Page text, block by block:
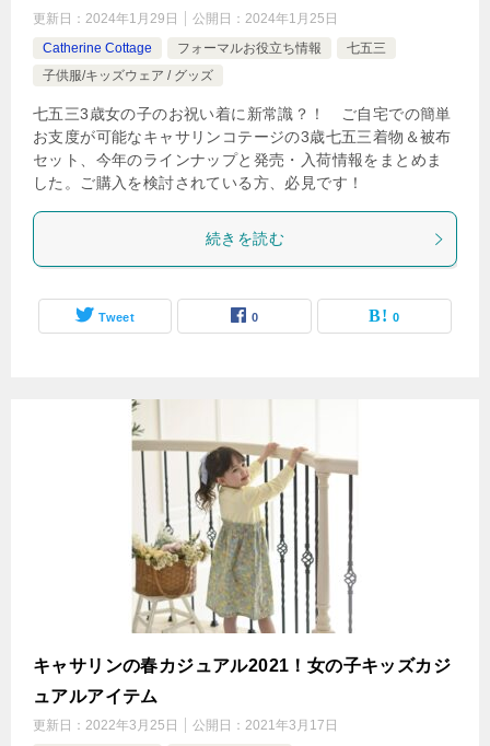
更新日： 2024年1月29日 公開日： 2024年1月25日
Catherine Cottage
フォーマルお役立ち情報
七五三
子供服/キッズウェア / グッズ
七五三3歳女の子のお祝い着に新常識？！ ご自宅での簡単
お支度が可能なキャサリンコテージの3歳七五三着物＆被布
セット、今年のラインナップと発売・入荷情報をまとめま
した。ご購入を検討されている方、必見です！
続きを読む
Tweet 0 0
キャサリンの春カジュアル2021！女の子キッズカジ
ュアルアイテム
更新日： 2022年3月25日 公開日： 2021年3月17日